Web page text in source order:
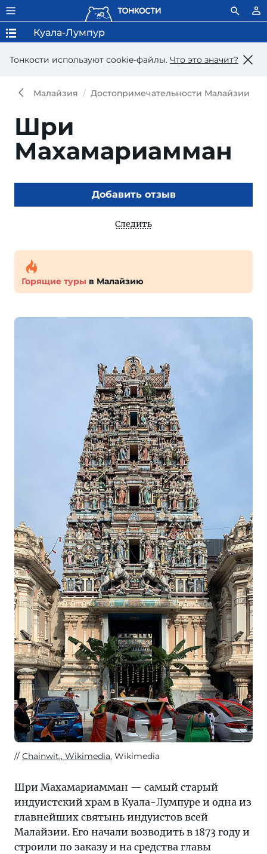
Тонкости используют сookie-файлы. Что это значит?
Куала-Лумпур
Малайзия Достопримечательности Малайзии
Шри
Махамариамман
Добавить отзыв
Следить
Горящие туры в Малайзию
Chainwit., Wikimedia, Wikimedia
Шри Махамариамман — самый старый
индуистский храм в Куала-Лумпуре и одна из
главнейших святынь индуистов всей
Малайзии. Его начали возводить в 1873 году и
строили по заказу и на средства главы